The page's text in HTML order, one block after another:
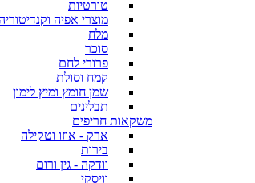
טורטיות
מוצרי אפיה
מלח
סוכר
פרורי לחם
קמח וסולת
שמן חומץ ומיץ לימון
תבלינים
משקאות חריפים
ארק - אוזו וטקילה
בירות
וודקה - גין ורום
וויסקי